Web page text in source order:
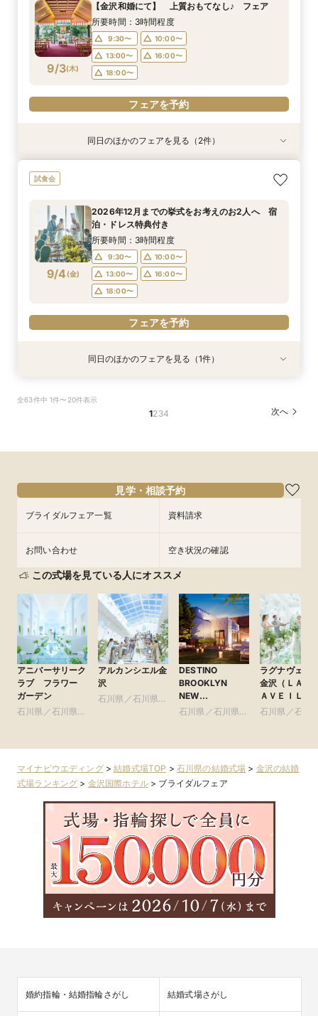
8/31(月)
13:00〜
16:00〜
18:00〜
フェアを予約
8/31(月)
16:00〜
18:00〜
フェアを予約
9/3(木)
【金沢和婚にて】 上質おもてなし♪ フェア
所要時間：3時間程度
9:30〜
10:00〜
13:00〜
16:00〜
18:00〜
フェアを予約
9/3(木)
2026年12月までの挙式をお考えのお2人へ 宿
9:30〜
10:00〜
13:00〜
16:00〜
18:00〜
フェアを予約
9/3(木)
【少人数結婚式】貸切り可能なホテルウエディン
10:00〜
13:00〜
16:00〜
18:00〜
フェアを予約
同日のほかのフェアを見る（2件）
試食会
9/4 (金)
2026年12月までの挙式をお考えのお2人へ 宿
泊・ドレス特典付き
所要時間：3時間程度
9:30〜
10:00〜
13:00〜
16:00〜
18:00〜
フェアを予約
9/4
グ相談会
フェアを予約
同日のほかのフェアを見る（1件）
全63件中 1件〜20件表示
1234 次へ
見学・相談予約
ブライダルフェア一覧 資料請求
お問い合わせ 空き状況の確認
この式場を見ている人にオススメ
アニバーサリーク
ラブ フラワー
ガーデン
石川県／石川県全
アルカンシエル金
沢
石川県／石川県全
DESTINO
BROOKLYN
NEW
YORK（ディス
ヨーク）
石川県／石川県全
ラグナヴェー
金沢（ＬＡＧ
ＡＶＥＩＬ
ＮＡＺＡＷＡ
石川県／石川
マイナビウエディング>結婚式場TOP > 石川県の結婚式場 > 金沢の結婚
式場ランキング > 金沢国際ホテル> ブライダルフェア
婚約指輪・結婚指輪さがし 結婚式場さがし